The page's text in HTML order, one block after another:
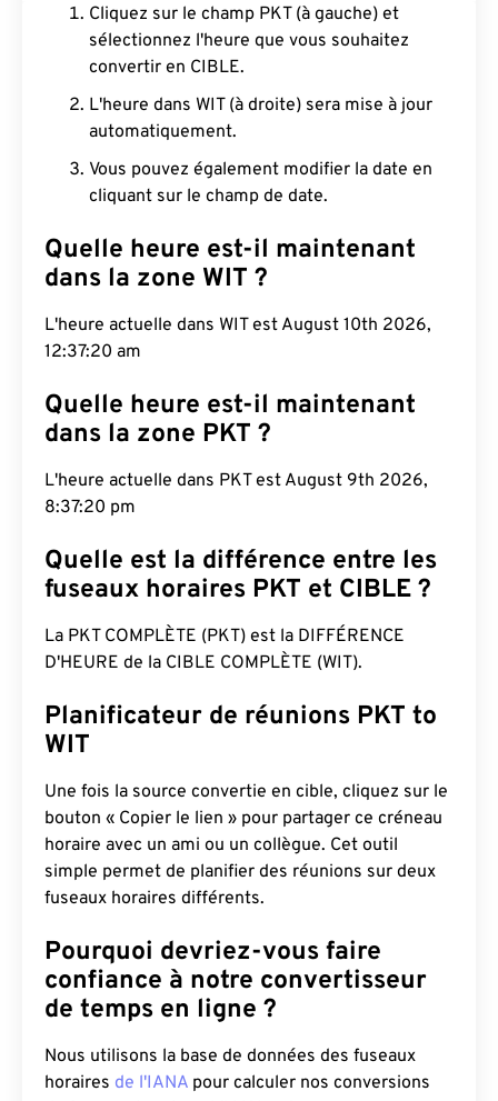
Cliquez sur le champ PKT (à gauche) et
sélectionnez l'heure que vous souhaitez
convertir en CIBLE.
L'heure dans WIT (à droite) sera mise à jour
automatiquement.
Vous pouvez également modifier la date en
cliquant sur le champ de date.
Quelle heure est-il maintenant
dans la zone WIT ?
L'heure actuelle dans WIT est August 10th 2026,
12:37:21 am
Quelle heure est-il maintenant
dans la zone PKT ?
L'heure actuelle dans PKT est August 9th 2026,
8:37:21 pm
Quelle est la différence entre les
fuseaux horaires PKT et CIBLE ?
La PKT COMPLÈTE (PKT) est la DIFFÉRENCE
D'HEURE de la CIBLE COMPLÈTE (WIT).
Planificateur de réunions PKT to
WIT
Une fois la source convertie en cible, cliquez sur le
bouton « Copier le lien » pour partager ce créneau
horaire avec un ami ou un collègue. Cet outil
simple permet de planifier des réunions sur deux
fuseaux horaires différents.
Pourquoi devriez-vous faire
confiance à notre convertisseur
de temps en ligne ?
Nous utilisons la base de données des fuseaux
horaires de l'IANA pour calculer nos conversions